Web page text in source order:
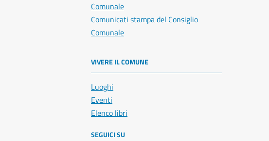
Comunale
Comunicati stampa del Consiglio
Comunale
VIVERE IL COMUNE
Luoghi
Eventi
Elenco libri
SEGUICI SU